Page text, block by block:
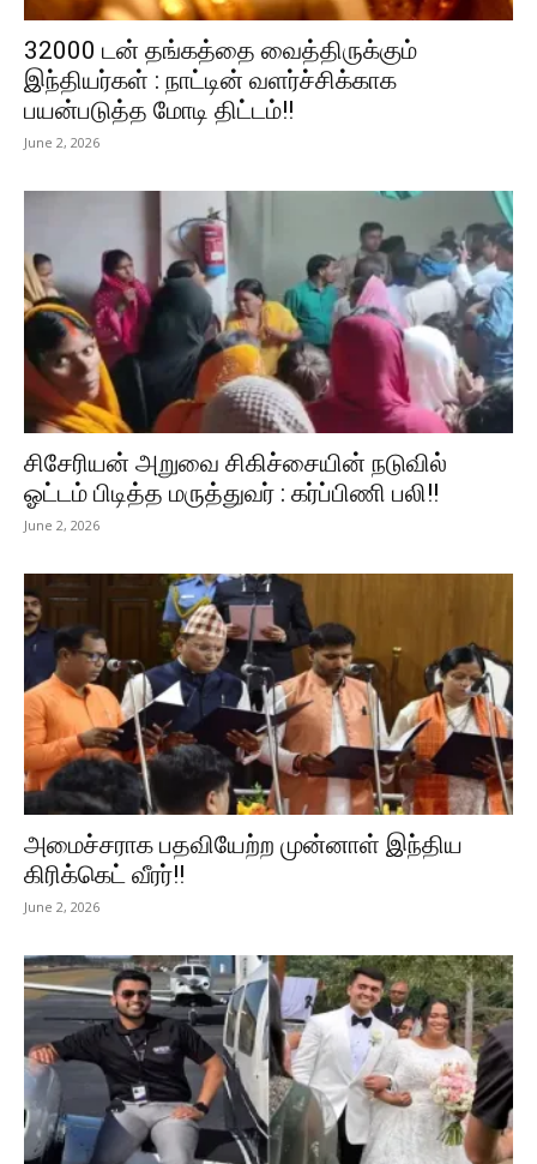
32000 டன் தங்கத்தை வைத்திருக்கும்
இந்தியர்கள் : நாட்டின் வளர்ச்சிக்காக
பயன்படுத்த மோடி திட்டம்!!
June 2, 2026
சிசேரியன் அறுவை சிகிச்சையின் நடுவில்
ஓட்டம் பிடித்த மருத்துவர் : கர்ப்பிணி பலி!!
June 2, 2026
அமைச்சராக பதவியேற்ற முன்னாள் இந்திய
கிரிக்கெட் வீரர்!!
June 2, 2026